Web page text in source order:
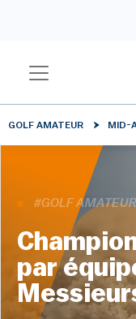
GOLF AMATEUR MID-
#GOLF AMATEUR
par